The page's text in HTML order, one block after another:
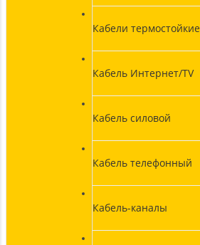
Кабели термостойкие
Кабель Интернет/TV
Кабель силовой
Кабель телефонный
Кабель-каналы